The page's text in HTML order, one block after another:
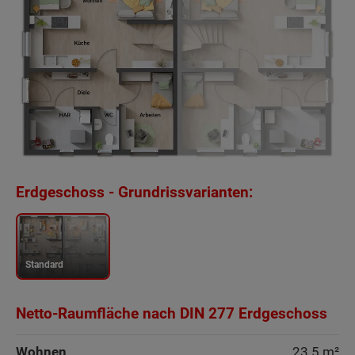
Erdgeschoss - Grundrissvarianten:
Standard
Netto-Raumfläche nach DIN 277 Erdgeschoss